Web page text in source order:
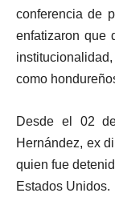
conferencia de
enfatizaron que
como
Desde el 02
Hernández, ex
quien fue
Estados Unidos.